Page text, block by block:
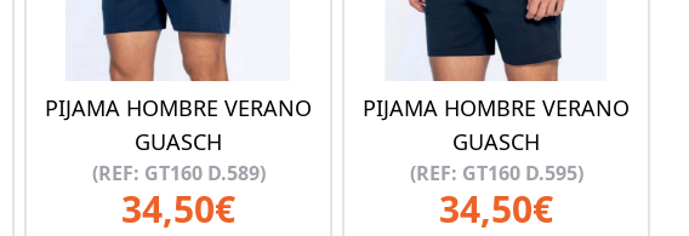
PIJAMA HOMBRE VERANO
GUASCH
(REF: GT160 D.589)
34,50€
PIJAMA HOMBRE VERANO
GUASCH
(REF: GT160 D.595)
34,50€